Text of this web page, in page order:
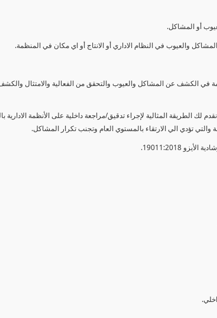
أو المشاكل.
والعيوب في النظام الاداري أو الانتاج أو اي مكان في المنظمة.
في الكشف عن المشاكل والعيوب والتحقق من الفعالية والامتثال
لك الطريقة المثالية لإجراء تدقيق/مراجعة داخلية على الأنظمة
تؤدي الي الارتقاء بالمستوي العام وتجنب تكرار المشاكل.
19011:2018.